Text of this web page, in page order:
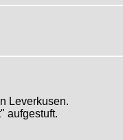
Leverkusen.
aufgestuft.